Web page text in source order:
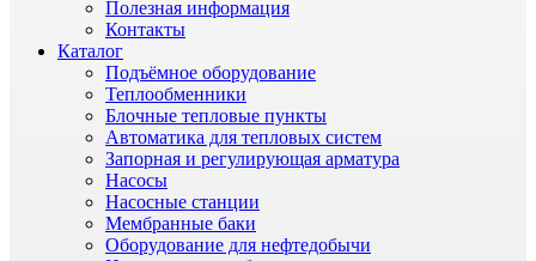
Полезная информация
Контакты
Каталог
Подъёмное оборудование
Теплообменники
Блочные тепловые пункты
Автоматика для тепловых систем
Запорная и регулирующая арматура
Насосы
Насосные станции
Мембранные баки
Оборудование для нефтедобычи